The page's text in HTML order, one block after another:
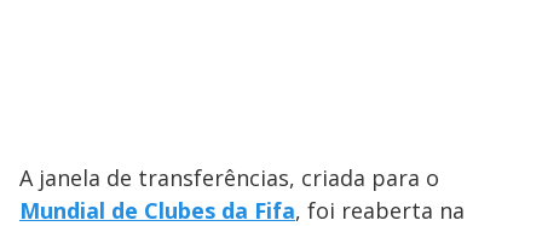
A janela de transferências, criada para o
Mundial de Clubes da Fifa, foi reaberta na